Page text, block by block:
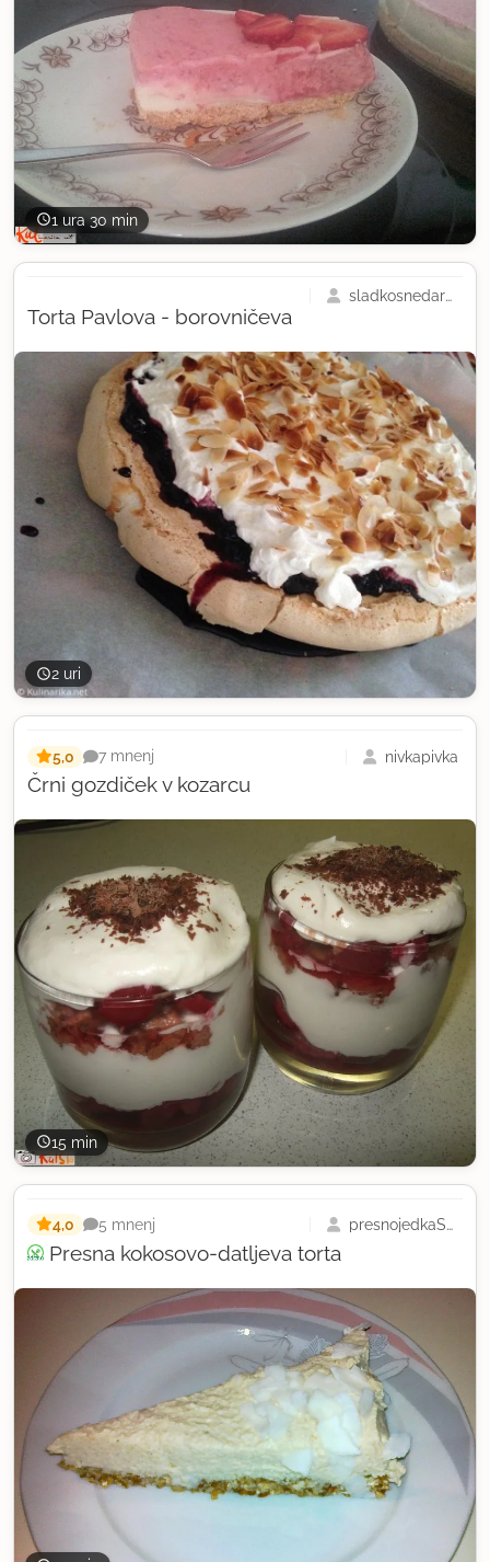
1 ura 30 min
2 uri
Torta Pavlova - borovničeva
sladkosnedarada
15 min
Črni gozdiček v kozarcu
5,0 7 mnenj nivkapivka
Presna kokosovo-datljeva torta
4,0 5 mnenj presnojedkaSaby